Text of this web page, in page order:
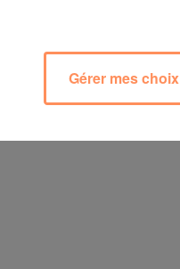
Gérer mes choix